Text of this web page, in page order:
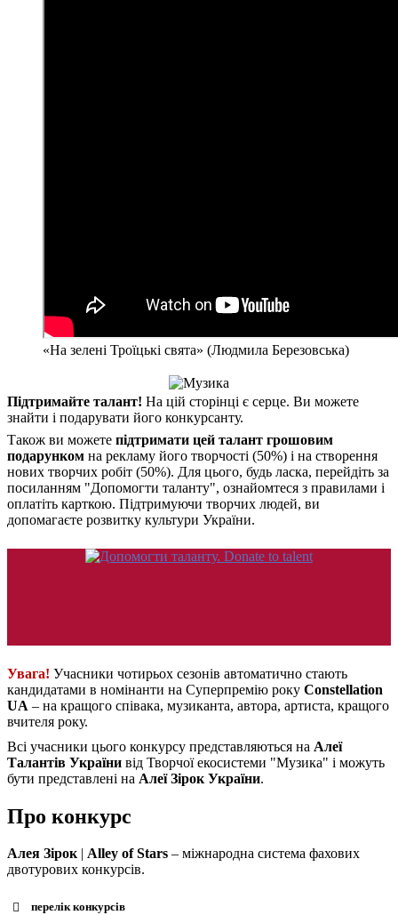
«На зелені Троїцькі свята» (Людмила Березовська)
Підтримайте талант! На цій сторінці є серце. Ви можете
знайти і подарувати його конкурсанту.
Також ви можете підтримати цей талант грошовим
подарунком на рекламу його творчості (50%) і на створення
нових творчих робіт (50%). Для цього, будь ласка, перейдіть за
посиланням "Допомогти таланту", ознайомтеся з правилами і
оплатіть карткою. Підтримуючи творчих людей, ви
допомагаєте розвитку культури України.
Увага! Учасники чотирьох сезонів автоматично стають
кандидатами в номінанти на Суперпремію року Constellation
UA – на кращого співака, музиканта, автора, артиста, кращого
вчителя року.
Всі учасники цього конкурсу представляються на Алеї
Талантів України від Творчої екосистеми "Музика" і можуть
бути представлені на Алеї Зірок України.
Про конкурс
Алея Зірок| Alley of Stars – міжнародна система фахових
двотурових конкурсів.
перелік конкурсів